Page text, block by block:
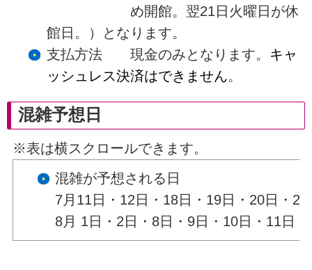
め開館。翌21日火曜日が休
館日。）となります。
支払方法 現金のみとなります。 キャ
ッシュレス決済はできません。
混雑予想日
※表は横スクロールできます。
混雑が予想される日
7月11日・12日・18日・19日・20日・25
8月 1日・2日・8日・9日・10日・11日